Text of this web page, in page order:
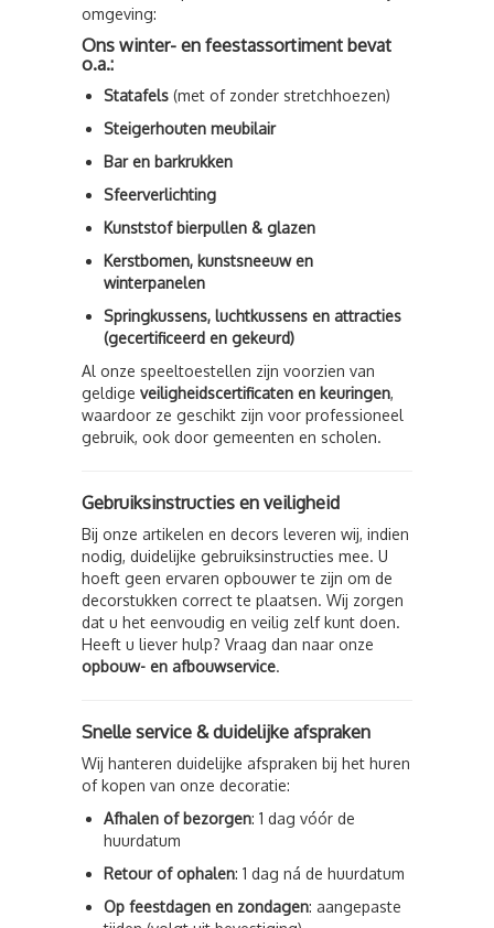
omgeving:
Ons winter- en feestassortiment bevat
o.a.:
Statafels (met of zonder stretchhoezen)
Steigerhouten meubilair
Bar en barkrukken
Sfeerverlichting
Kunststof bierpullen & glazen
Kerstbomen, kunstsneeuw en
winterpanelen
Springkussens, luchtkussens en attracties
(gecertificeerd en gekeurd)
Al onze speeltoestellen zijn voorzien van
geldige veiligheidscertificaten en keuringen,
waardoor ze geschikt zijn voor professioneel
gebruik, ook door gemeenten en scholen.
Gebruiksinstructies en veiligheid
Bij onze artikelen en decors leveren wij, indien
nodig, duidelijke gebruiksinstructies mee. U
hoeft geen ervaren opbouwer te zijn om de
decorstukken correct te plaatsen. Wij zorgen
dat u het eenvoudig en veilig zelf kunt doen.
Heeft u liever hulp? Vraag dan naar onze
opbouw- en afbouwservice.
Snelle service & duidelijke afspraken
Wij hanteren duidelijke afspraken bij het huren
of kopen van onze decoratie:
Afhalen of bezorgen: 1 dag vóór de
huurdatum
Retour of ophalen: 1 dag ná de huurdatum
Op feestdagen en zondagen: aangepaste